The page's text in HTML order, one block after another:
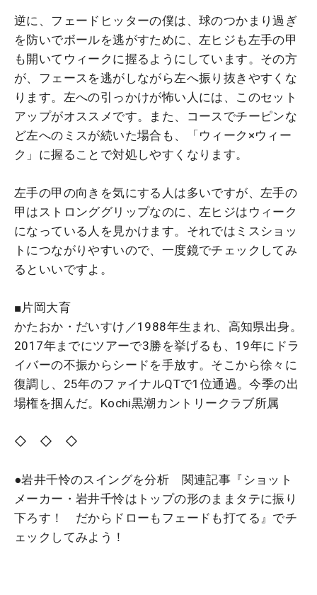
逆に、フェードヒッターの僕は、球のつかまり過ぎ
を防いでボールを逃がすために、左ヒジも左手の甲
も開いてウィークに握るようにしています。その方
が、フェースを逃がしながら左へ振り抜きやすくな
ります。左への引っかけが怖い人には、このセット
アップがオススメです。また、コースでチーピンな
ど左へのミスが続いた場合も、「ウィーク×ウィー
ク」に握ることで対処しやすくなります。
左手の甲の向きを気にする人は多いですが、左手の
甲はストロンググリップなのに、左ヒジはウィーク
になっている人を見かけます。それではミスショッ
トにつながりやすいので、一度鏡でチェックしてみ
るといいですよ。
■片岡大育
かたおか・だいすけ／1988年生まれ、高知県出身。
2017年までにツアーで3勝を挙げるも、19年にドラ
イバーの不振からシードを手放す。そこから徐々に
復調し、25年のファイナルQTで1位通過。今季の出
場権を掴んだ。Kochi黒潮カントリークラブ所属
◇ ◇ ◇
●岩井千怜のスイングを分析 関連記事『ショット
メーカー・岩井千怜はトップの形のままタテに振り
下ろす！ だからドローもフェードも打てる』でチ
ェックしてみよう！